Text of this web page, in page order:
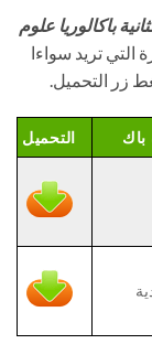
باكالوريا علوم
التي تريد سواءا
زر التحميل.
باك التحميل